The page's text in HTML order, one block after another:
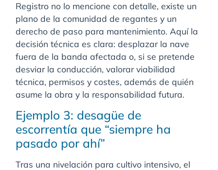
Registro no lo mencione con detalle, existe un
plano de la comunidad de regantes y un
derecho de paso para mantenimiento. Aquí la
decisión técnica es clara: desplazar la nave
fuera de la banda afectada o, si se pretende
desviar la conducción, valorar viabilidad
técnica, permisos y costes, además de quién
asume la obra y la responsabilidad futura.
Ejemplo 3: desagüe de
escorrentía que “siempre ha
pasado por ahí”
Tras una nivelación para cultivo intensivo, el